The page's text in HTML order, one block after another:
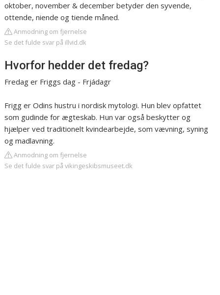
oktober, november & december betyder den syvende,
ottende, niende og tiende måned.
Anmodning om fjernelse
Se det fulde svar på illvid.dk
Hvorfor hedder det fredag?
Fredag er Friggs dag - Frjádagr
Frigg er Odins hustru i nordisk mytologi. Hun blev opfattet
som gudinde for ægteskab. Hun var også beskytter og
hjælper ved traditionelt kvindearbejde, som vævning, syning
og madlavning.
Anmodning om fjernelse
Se det fulde svar på vikingeskibsmuseet.dk